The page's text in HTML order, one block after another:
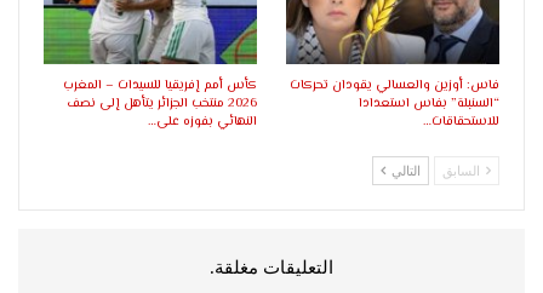
فاس: أوزين والعسالي يقودان تحركات
“السنبلة” بفاس استعدادا
للاستحقاقات…
كأس أمم إفريقيا للسيدات – المغرب
2026 منتخب الجزائر يتأهل إلى نصف
النهائي بفوزه على…
السابق التالي
التعليقات مغلقة.